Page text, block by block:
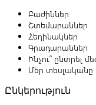
Բաժիններ
Շտեմարաններ
Հեղինակներ
Գրադարաններ
Ինչու՞ ընտրել
Մեր տեսլականը
Ընկերություն